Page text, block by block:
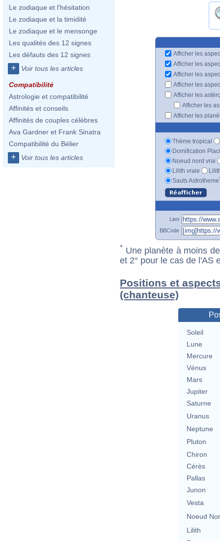
Le zodiaque et l'hésitation
Le zodiaque et la timidité
Le zodiaque et le mensonge
Les qualités des 12 signes
Les défauts des 12 signes
+ Voir tous les articles
Compatibilité
Astrologie et compatibilité
Affinités et conseils
Affinités de couples célèbres
Ava Gardner et Frank Sinatra
Compatibilité du Bélier
+ Voir tous les articles
Afficher les
Afficher les
Afficher les
Afficher les
Afficher les
Afficher les
Afficher les
Thème tropical
Domification
Noeud nord vrai
Lilith vraie
Sauts Astrotheme
Lien
BBCode
* Une planète à moins
et 2° pour le cas de l'AS
Positions et
(chanteuse)
Soleil
Lune
Mercure
Vénus
Mars
Jupiter
Saturne
Uranus
Neptune
Pluton
Chiron
Cérès
Pallas
Junon
Vesta
Noeud
Lilith